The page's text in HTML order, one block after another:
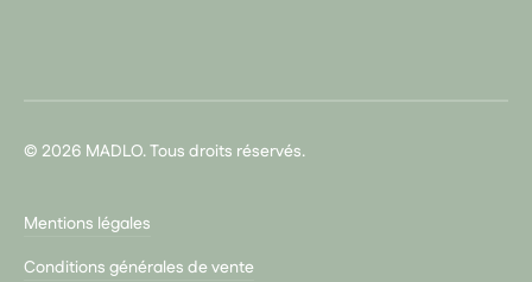
© 2026 MADLO. Tous droits réservés.
Mentions légales
Conditions générales de vente